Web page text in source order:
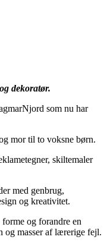
dekoratør.
som nu har
mor til to voksne børn.
skiltemaler
med genbrug,
og kreativitet.
og forandre en
og masser af lærerige fejl.